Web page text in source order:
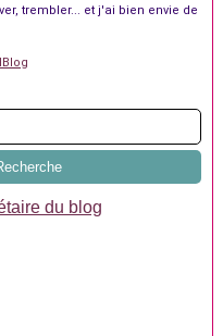
trembler... et j'ai bien envie de
du blog